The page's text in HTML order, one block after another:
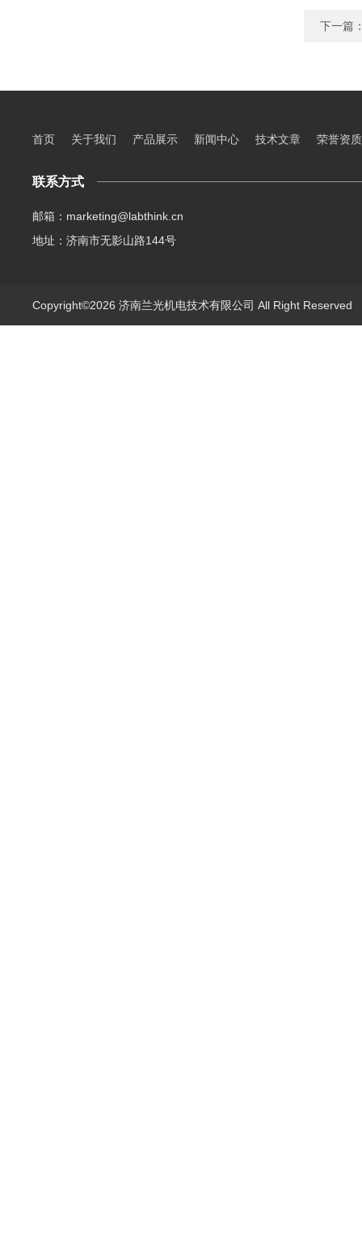
下一篇
首页 关于我们 产品展示 新闻中心 技术文章 荣誉资质
联系方式
邮箱：marketing@labthink.cn
地址：济南市无影山路144号
Copyright©2026 济南兰光机电技术有限公司 All Right